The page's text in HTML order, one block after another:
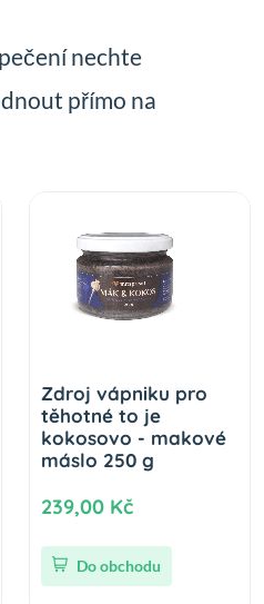
nechte
přímo na
Zdroj vápniku pro
těhotné to je
kokosovo - makové
máslo 250 g
239,00 Kč
Do obchodu